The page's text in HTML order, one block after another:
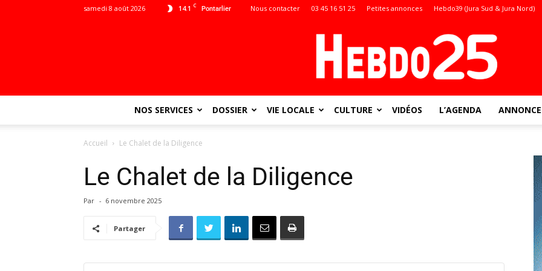
14.1 C Pontarlier
samedi 8 août 2026 Nous contacter 03 45 16 51 25 Petites annonces Hebdo39 (Jura Sud & Jura Nord)
NOS SERVICES DOSSIER VIE LOCALE CULTURE VIDÉOS L’AGENDA
Accueil Le Chalet de la Diligence
Le Chalet de la Diligence
Par - 6 novembre 2025
Partager